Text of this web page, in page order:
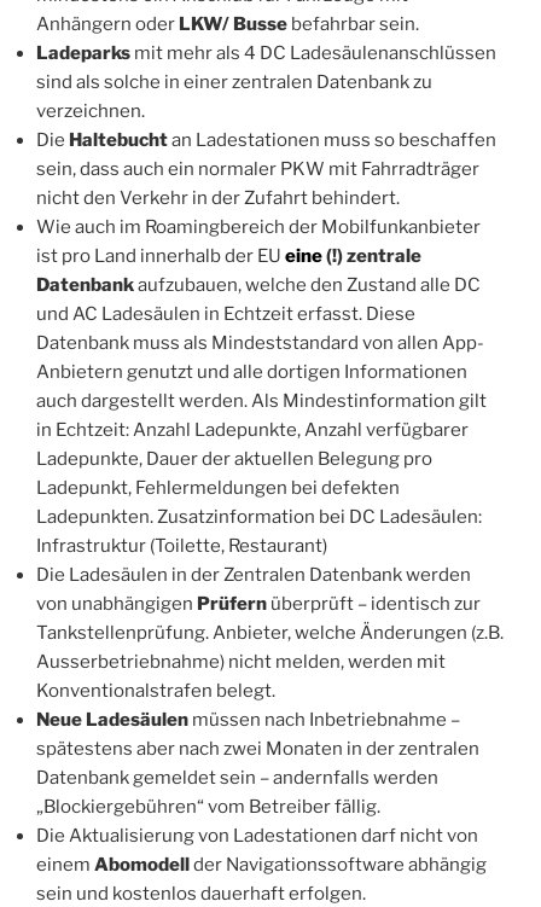
Anhängern oder LKW/ Busse befahrbar sein.
Ladeparks mit mehr als 4 DC Ladesäulenanschlüssen
sind als solche in einer zentralen Datenbank zu
verzeichnen.
Die Haltebuchtan Ladestationen muss so beschaffen
sein, dass auch ein normaler PKW mit Fahrradträger
nicht den Verkehr in der Zufahrt behindert.
Wie auch im Roamingbereich der Mobilfunkanbieter
ist pro Land innerhalb der EU eine(!) zentrale
Datenbankaufzubauen, welche den Zustand alle DC
und AC Ladesäulen in Echtzeit erfasst. Diese
Datenbank muss als Mindeststandard von allen App-
Anbietern genutzt und alle dortigen Informationen
auch dargestellt werden. Als Mindestinformation gilt
in Echtzeit: Anzahl Ladepunkte, Anzahl verfügbarer
Ladepunkte, Dauer der aktuellen Belegung pro
Ladepunkt, Fehlermeldungen bei defekten
Ladepunkten. Zusatzinformation bei DC Ladesäulen:
Infrastruktur (Toilette, Restaurant)
Die Ladesäulen in der Zentralen Datenbank werden
von unabhängigen Prüfern überprüft – identisch zur
Tankstellenprüfung. Anbieter, welche Änderungen (z.B.
Ausserbetriebnahme) nicht melden, werden mit
Konventionalstrafen belegt.
Neue Ladesäulen müssen nach Inbetriebnahme –
spätestens aber nach zwei Monaten in der zentralen
Datenbank gemeldet sein – andernfalls werden
„Blockiergebühren“ vom Betreiber fällig.
Die Aktualisierung von Ladestationen darf nicht von
einem Abomodellder Navigationssoftware abhängig
sein und kostenlos dauerhaft erfolgen.